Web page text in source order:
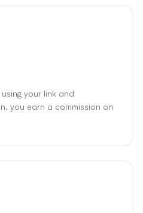
your link and
you earn a commission on